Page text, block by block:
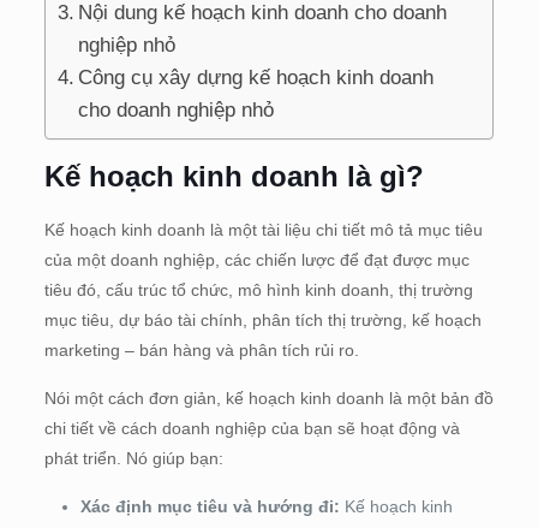
Nội dung kế hoạch kinh doanh cho doanh
nghiệp nhỏ
Công cụ xây dựng kế hoạch kinh doanh
cho doanh nghiệp nhỏ
Kế hoạch kinh doanh là gì?
Kế hoạch kinh doanh là một tài liệu chi tiết mô tả mục tiêu
của một doanh nghiệp, các chiến lược để đạt được mục
tiêu đó, cấu trúc tổ chức, mô hình kinh doanh, thị trường
mục tiêu, dự báo tài chính, phân tích thị trường, kế hoạch
marketing – bán hàng và phân tích rủi ro.
Nói một cách đơn giản, kế hoạch kinh doanh là một bản đồ
chi tiết về cách doanh nghiệp của bạn sẽ hoạt động và
phát triển. Nó giúp bạn:
Xác định mục tiêu và hướng đi: Kế hoạch kinh